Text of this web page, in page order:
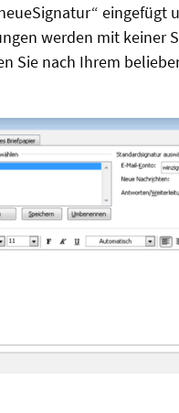
eingefügt
werden mit keiner
Sie nach Ihrem